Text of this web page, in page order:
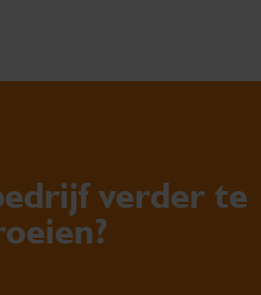
verder te